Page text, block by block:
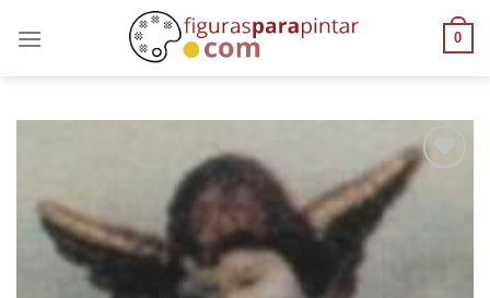
0
AÑADIR